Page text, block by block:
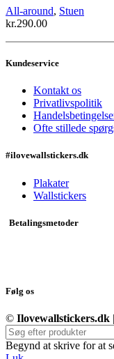
All-around, Stuen
kr.290.00
Kundeservice
Kontakt os
Privatlivspolitik
Ofte stillede
#ilovewallstickers.dk
Plakater
Wallstickers
Betalingsmetoder
Følg os
© Ilovewallstickers.dk
Begynd at skrive for at